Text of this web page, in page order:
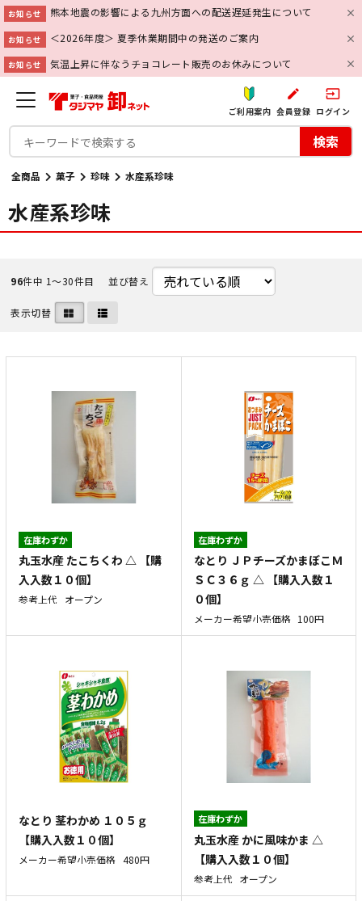
お知らせ 熊本地震の影響による九州方面への配送遅延発生について
お知らせ ＜2026年度＞ 夏季休業期間中の発送のご案内
お知らせ 気温上昇に伴なうチョコレート販売のお休みについて
ご利用案内
create
会員登録
input
ログイン
検索
全商品 菓子 珍味 水産系珍味
水産系珍味
96件中 1〜30件目 並び替え
表示切替
在庫わずか
丸玉水産 たこちくわ △ 【購
入入数１０個】
参考上代 オープン
在庫わずか
なとり ＪＰチーズかまぼこＭ
ＳＣ３６ｇ △ 【購入入数１
０個】
メーカー希望小売価格 100円
なとり 茎わかめ １０５ｇ
【購入入数１０個】
メーカー希望小売価格 480円
在庫わずか
丸玉水産 かに風味かま △
【購入入数１０個】
参考上代 オープン